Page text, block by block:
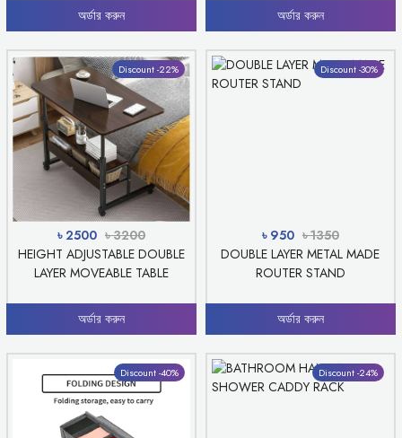
অর্ডার করুন অর্ডার করুন
Discount -22%
৳ 2500 ৳ 3200
HEIGHT ADJUSTABLE DOUBLE
LAYER MOVEABLE TABLE
অর্ডার করুন
Discount -30%
৳ 950 ৳ 1350
DOUBLE LAYER METAL MADE
ROUTER STAND
অর্ডার করুন
Discount -40% Discount -24%